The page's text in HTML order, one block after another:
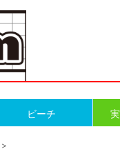
ビーチ
>